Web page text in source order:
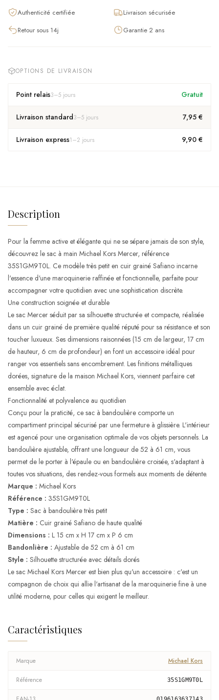
Authenticité certifiée
Livraison sécurisée
Retour sous 14j
Garantie 2 ans
OPTIONS DE LIVRAISON
Point relais3–5 jours Gratuit
Livraison standard3–5 jours 7,95 €
Livraison express1–2 jours 9,90 €
Description
Pour la femme active et élégante qui ne se sépare jamais de son style,
découvrez le sac à main Michael Kors Mercer, référence
35S1GM9T0L. Ce modèle très petit en cuir grainé Safiano incarne
l'essence d'une maroquinerie raffinée et fonctionnelle, parfaite pour
accompagner votre quotidien avec une sophistication discrète.
Une construction soignée et durable
Le sac Mercer séduit par sa silhouette structurée et compacte, réalisée
dans un cuir grainé de première qualité réputé pour sa résistance et son
toucher luxueux. Ses dimensions raisonnées (15 cm de largeur, 17 cm
de hauteur, 6 cm de profondeur) en font un accessoire idéal pour
ranger vos essentiels sans encombrement. Les finitions métalliques
dorées, signature de la maison Michael Kors, viennent parfaire cet
ensemble avec éclat.
Fonctionnalité et polyvalence au quotidien
Conçu pour la praticité, ce sac à bandoulière comporte un
compartiment principal sécurisé par une fermeture à glissière. L'intérieur
est agencé pour une organisation optimale de vos objets personnels. La
bandoulière ajustable, offrant une longueur de 52 à 61 cm, vous
permet de le porter à l'épaule ou en bandoulière croisée, s'adaptant à
toutes vos situations, des rendez-vous formels aux moments de détente.
Marque : Michael Kors
Référence : 35S1GM9T0L
Type : Sac à bandoulière très petit
Matière : Cuir grainé Safiano de haute qualité
Dimensions : L 15 cm x H 17 cm x P 6 cm
Bandonlière : Ajustable de 52 cm à 61 cm
Style : Silhouette structurée avec détails dorés
Le sac Michael Kors Mercer est bien plus qu'un accessoire : c'est un
compagnon de choix qui allie l'artisanat de la maroquinerie fine à une
utilité moderne, pour celles qui exigent le meilleur.
Caractéristiques
Marque Michael Kors
Référence 35S1GM9T0L